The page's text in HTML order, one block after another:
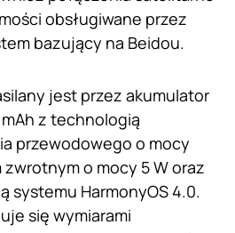
obsługiwane przez
bazujący na Beidou.
jest przez akumulator
z technologią
przewodowego o mocy
zwrotnym o mocy 5 W oraz
systemu HarmonyOS 4.0.
się wymiarami